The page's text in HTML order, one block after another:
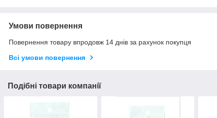
Умови повернення
Повернення товару впродовж 14 днів за рахунок покупця
Всі умови повернення
Подібні товари компанії